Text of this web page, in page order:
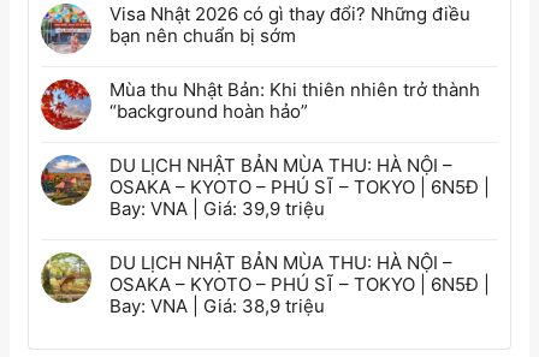
Visa Nhật 2026 có gì thay đổi? Những điều
bạn nên chuẩn bị sớm
Mùa thu Nhật Bản: Khi thiên nhiên trở thành
“background hoàn hảo”
DU LỊCH NHẬT BẢN MÙA THU: HÀ NỘI –
OSAKA – KYOTO – PHÚ SĨ – TOKYO | 6N5Đ |
Bay: VNA | Giá: 39,9 triệu
DU LỊCH NHẬT BẢN MÙA THU: HÀ NỘI –
OSAKA – KYOTO – PHÚ SĨ – TOKYO | 6N5Đ |
Bay: VNA | Giá: 38,9 triệu